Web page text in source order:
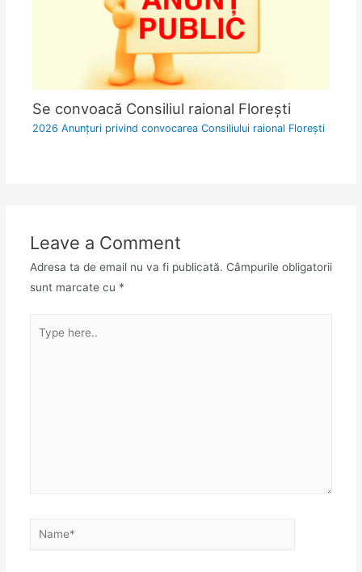
Se convoacă Consiliul raional Florești
2026 Anunțuri privind convocarea Consiliului raional Florești
Leave a Comment
Adresa ta de email nu va fi publicată. Câmpurile obligatorii
sunt marcate cu *
here..
Name*